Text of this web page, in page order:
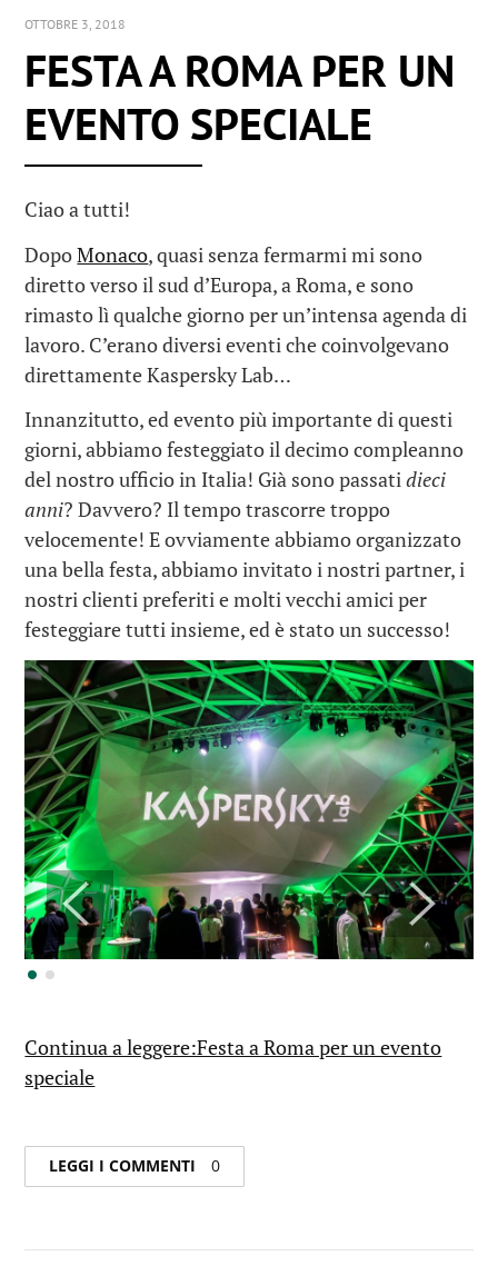
OTTOBRE 3, 2018
FESTA A ROMA PER UN
EVENTO SPECIALE
Ciao a tutti!
DopoMonaco, quasi senza fermarmi mi sono
diretto verso il sud d’Europa, a Roma, e sono
rimasto lì qualche giorno per un’intensa agenda di
lavoro. C’erano diversi eventi che coinvolgevano
direttamente Kaspersky Lab…
Innanzitutto, ed evento più importante di questi
giorni, abbiamo festeggiato il decimo compleanno
del nostro ufficio in Italia! Già sono passatidieci
anni? Davvero? Il tempo trascorre troppo
velocemente! E ovviamente abbiamo organizzato
una bella festa, abbiamo invitato i nostri partner, i
nostri clienti preferiti e molti vecchi amici per
festeggiare tutti insieme, ed è stato un successo!
Continua a leggere:Festa a Roma per un evento
speciale
LEGGI I COMMENTI 0